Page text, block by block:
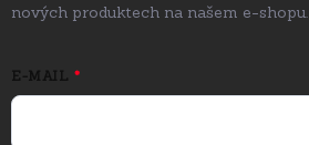
nových produktech na našem e-shopu.
E-MAIL